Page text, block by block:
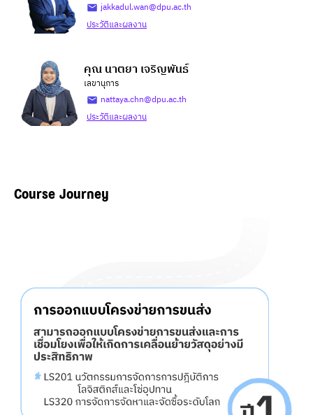
jakkadul.wan@dpu.ac.th
ประวัติและผลงาน
คุณ นาตยา เจริญพันธ์
เลขานุการ
nattaya.chn@dpu.ac.th
ประวัติและผลงาน
Course Journey